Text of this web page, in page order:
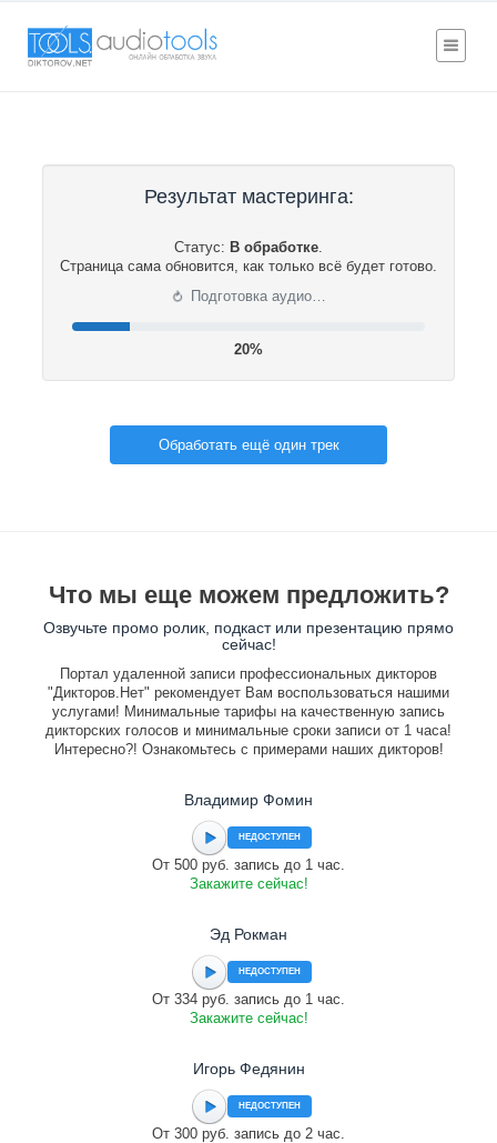
Результат мастеринга:
Статус: В обработке.
Страница сама обновится, как только всё будет готово.
⟳ Подготовка аудио…
20%
Обработать ещё один трек
Что мы еще можем предложить?
Озвучьте промо ролик, подкаст или презентацию прямо
сейчас!
Портал удаленной записи профессиональных дикторов
"Дикторов.Нет" рекомендует Вам воспользоваться нашими
услугами! Минимальные тарифы на качественную запись
дикторских голосов и минимальные сроки записи от 1 часа!
Интересно?! Ознакомьтесь с примерами наших дикторов!
Владимир Фомин
НЕДОСТУПЕН
От 500 руб. запись до 1 час.
Закажите сейчас!
Эд Рокман
НЕДОСТУПЕН
От 334 руб. запись до 1 час.
Закажите сейчас!
Игорь Федянин
НЕДОСТУПЕН
От 300 руб. запись до 2 час.